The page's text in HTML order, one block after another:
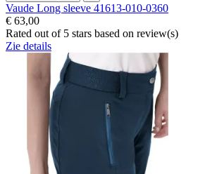
Vaude Long sleeve 41613-010-0360
€ 63,00
Rated out of 5 stars based on review(s)
Zie details